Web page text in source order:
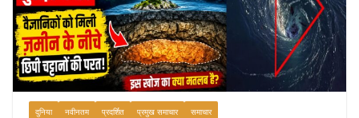
दुनिया नवीनतम प्रदर्शित प्रमुख समाचार समाचार